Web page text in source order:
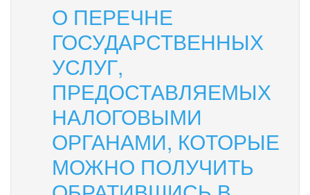
НАЛОГАХ
с
ФИЗИЧЕСКИХ
ЛИЦ
О ПЕРЕЧНЕ
ГОСУДАРСТВЕННЫХ
УСЛУГ,
ПРЕДОСТАВЛЯЕМЫХ
НАЛОГОВЫМИ
ОРГАНАМИ, КОТОРЫЕ
МОЖНО ПОЛУЧИТЬ